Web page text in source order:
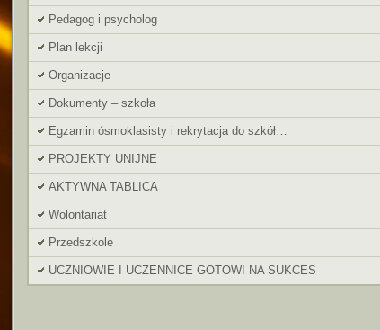
Pedagog i psycholog
Plan lekcji
Organizacje
Dokumenty – szkoła
Egzamin ósmoklasisty i rekrytacja do szkół…
PROJEKTY UNIJNE
AKTYWNA TABLICA
Wolontariat
Przedszkole
UCZNIOWIE I UCZENNICE GOTOWI NA SUKCES